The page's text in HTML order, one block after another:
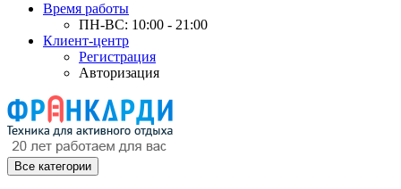
Время работы
ПН-ВС: 10:00 - 21:00
Клиент-центр
Регистрация
Авторизация
Все категории